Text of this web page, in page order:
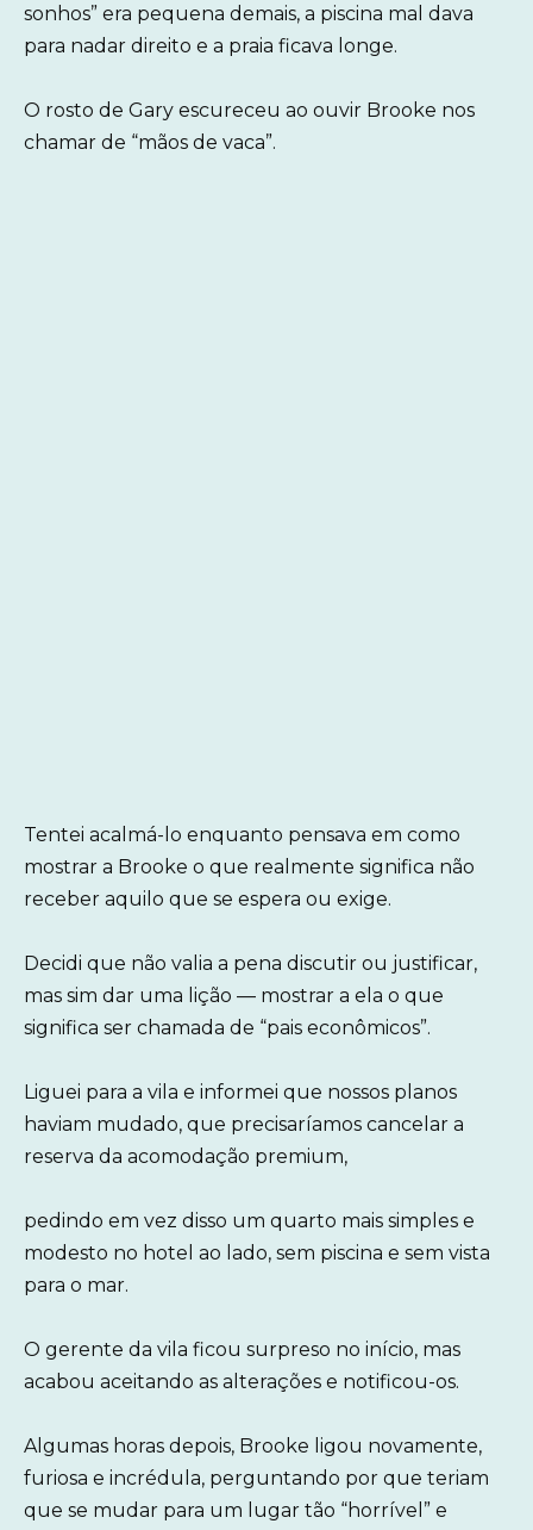
sonhos” era pequena demais, a piscina mal dava
para nadar direito e a praia ficava longe.
O rosto de Gary escureceu ao ouvir Brooke nos
chamar de “mãos de vaca”.
Tentei acalmá-lo enquanto pensava em como
mostrar a Brooke o que realmente significa não
receber aquilo que se espera ou exige.
Decidi que não valia a pena discutir ou justificar,
mas sim dar uma lição — mostrar a ela o que
significa ser chamada de “pais econômicos”.
Liguei para a vila e informei que nossos planos
haviam mudado, que precisaríamos cancelar a
reserva da acomodação premium,
pedindo em vez disso um quarto mais simples e
modesto no hotel ao lado, sem piscina e sem vista
para o mar.
O gerente da vila ficou surpreso no início, mas
acabou aceitando as alterações e notificou-os.
Algumas horas depois, Brooke ligou novamente,
furiosa e incrédula, perguntando por que teriam
que se mudar para um lugar tão “horrível” e